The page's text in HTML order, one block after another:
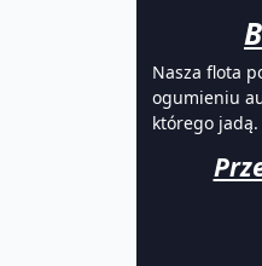
Nasza flota
ogumieniu
którego